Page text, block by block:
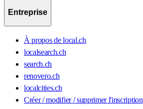
Entreprise
À propos de local.ch
localsearch.ch
search.ch
renovero.ch
localcities.ch
Créer / modifier / supprimer l'inscription